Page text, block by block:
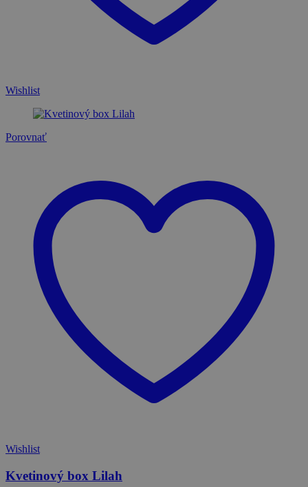
Wishlist
Porovnať
Wishlist
Kvetinový box Lilah